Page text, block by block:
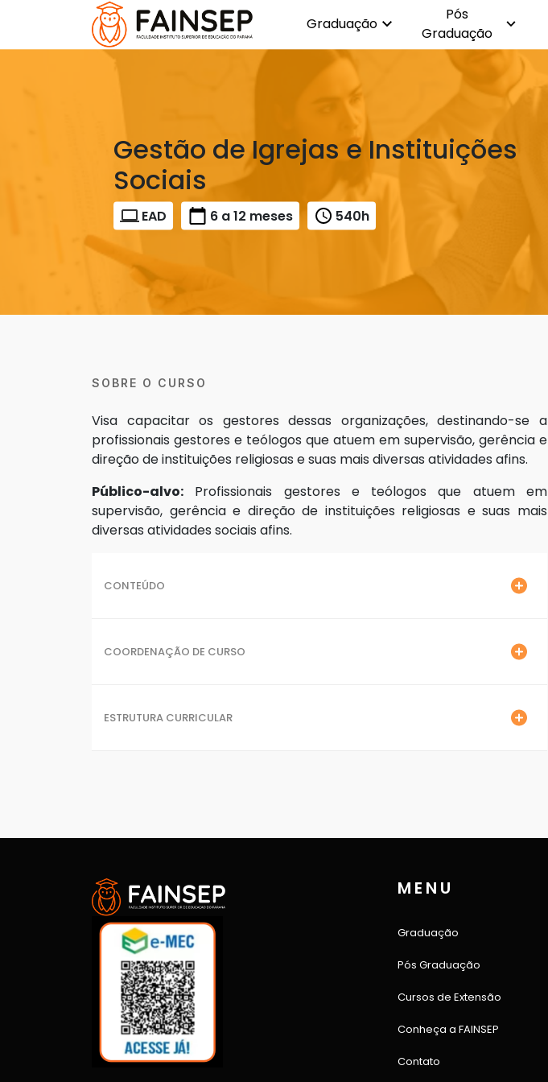
Graduação
Pós
Graduação
Gestão de Igrejas e Instituições
Sociais
EAD 6 a 12 meses 540h
SOBRE O CURSO
Visa capacitar os gestores dessas organizações, destinando-se a
profissionais gestores e teólogos que atuem em supervisão, gerência e
direção de instituições religiosas e suas mais diversas atividades afins.
Público-alvo: Profissionais gestores e teólogos que atuem em
supervisão, gerência e direção de instituições religiosas e suas mais
diversas atividades sociais afins.
CONTEÚDO
COORDENAÇÃO DE CURSO
ESTRUTURA CURRICULAR
MENU
Graduação
Pós Graduação
Cursos de Extensão
Conheça a FAINSEP
Contato